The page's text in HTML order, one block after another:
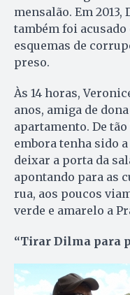
mensalão. Em 2013,
também foi
esquemas de
preso.
Às 14 horas,
anos, amiga de
apartamento. De tão
embora tenha sido
deixar a porta da
apontando para as
rua, aos poucos
verde e amarelo a
“Tirar Dilma para